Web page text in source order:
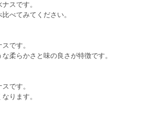
スです。
べてみてください。
です。
柔らかさと味の良さが特徴です。
です。
ります。